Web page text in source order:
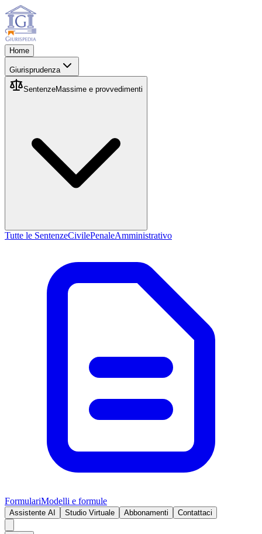
Home
Giurisprudenza
SentenzeMassime e provvedimenti
Tutte le SentenzeCivilePenaleAmministrativo
FormulariModelli e formule
Assistente AI Studio Virtuale Abbonamenti Contattaci